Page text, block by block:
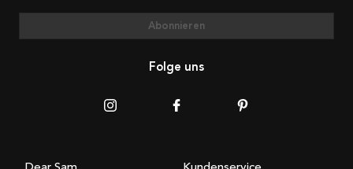
Abonnieren
Folge uns